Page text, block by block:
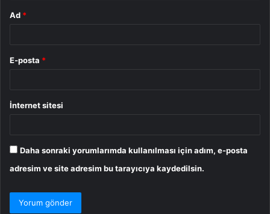
Ad *
E-posta *
İnternet sitesi
Daha sonraki yorumlarımda kullanılması için adım, e-posta
adresim ve site adresim bu tarayıcıya kaydedilsin.